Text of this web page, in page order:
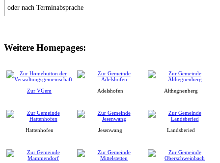
oder nach Terminabsprache
Weitere Homepages:
Zur VGem Adelshofen Althegnenberg
Hattenhofen Jesenwang Landsberied